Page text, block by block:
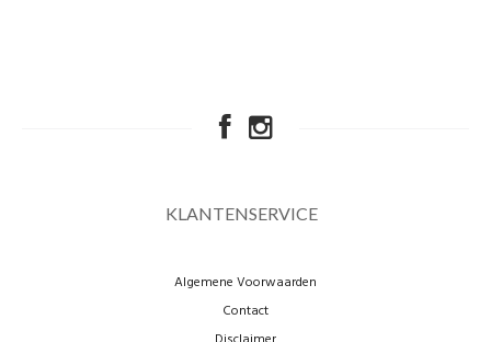
KLANTENSERVICE
Algemene Voorwaarden
Contact